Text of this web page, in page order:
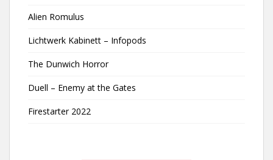
Alien Romulus
Lichtwerk Kabinett – Infopods
The Dunwich Horror
Duell – Enemy at the Gates
Firestarter 2022